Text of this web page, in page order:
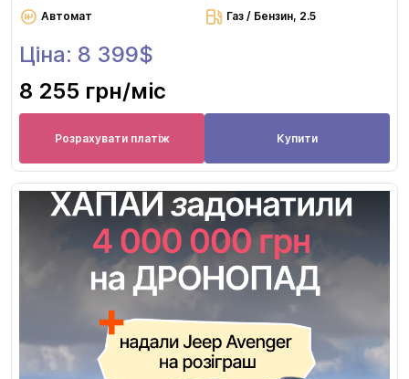
Автомат
Газ / Бензин, 2.5
Ціна: 8 399$
8 255 грн/міс
Розрахувати платіж Купити